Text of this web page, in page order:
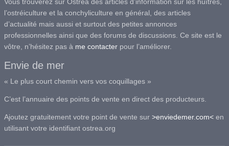
l’ostréiculture et la conchyliculture en général, des articles
d’actualité mais aussi et surtout des petites annonces
professionnelles ainsi que des forums de discussions. Ce site est le
vôtre, n’hésitez pas à me contacter pour l’améliorer.
Envie de mer
« Le plus court chemin vers vos coquillages »
C’est l’annuaire des points de vente en direct des producteurs.
Ajoutez gratuitement votre point de vente sur>enviedemer.com< en
utilisant votre identifiant ostrea.org